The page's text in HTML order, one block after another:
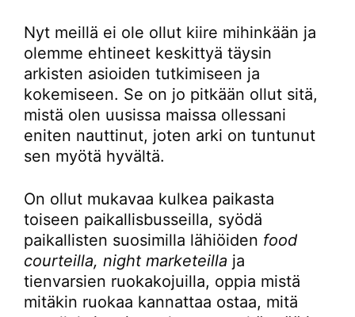
Nyt meillä ei ole ollut kiire mihinkään ja
olemme ehtineet keskittyä täysin
arkisten asioiden tutkimiseen ja
kokemiseen. Se on jo pitkään ollut sitä,
mistä olen uusissa maissa ollessani
eniten nauttinut, joten arki on tuntunut
sen myötä hyvältä.
On ollut mukavaa kulkea paikasta
toiseen paikallisbusseilla, syödä
paikallisten suosimilla lähiöiden food
courteilla, night marketeilla ja
tienvarsien ruokakojuilla, oppia mistä
mitäkin ruokaa kannattaa ostaa, mitä